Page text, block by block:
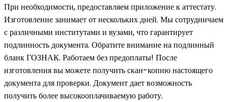
При необходимости, предоставляем приложение к аттестату.
Изготовление занимает от нескольких дней. Мы сотрудничаем
с различными институтами и вузами, что гарантирует
подлинность документа. Обратите внимание на подлинный
бланк ГОЗНАК. Работаем без предоплаты! После
изготовления вы можете получить скан-копию настоящего
документа для проверки. Документ дает возможность
получить более высокооплачиваемую работу.